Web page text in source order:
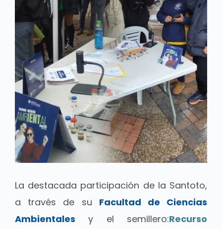
La destacada participación de la Santoto,
a través de su Facultad de Ciencias
Ambientales y el semillero:Recurso